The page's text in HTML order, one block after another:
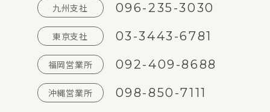
九州支社 096-235-3030
東京支社 03-3443-6781
福岡営業所 092-409-8688
沖縄営業所 098-850-7111